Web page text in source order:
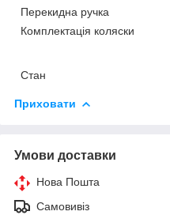
Перекидна ручка
Комплектація коляски
Стан
Приховати
Умови доставки
Нова Пошта
Самовивіз